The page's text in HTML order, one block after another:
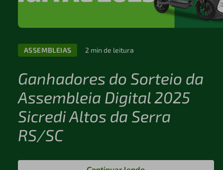
ASSEMBLEIAS 2 min de leitura
Ganhadores do Sorteio da
Assembleia Digital 2025
Sicredi Altos da Serra
RS/SC